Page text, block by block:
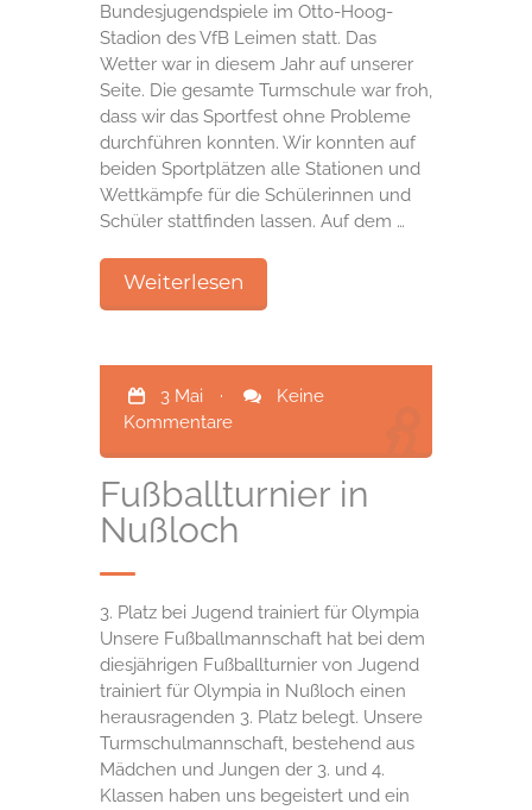
Bundesjugendspiele im Otto-Hoog-
Stadion des VfB Leimen statt. Das
Wetter war in diesem Jahr auf unserer
Seite. Die gesamte Turmschule war froh,
dass wir das Sportfest ohne Probleme
durchführen konnten. Wir konnten auf
beiden Sportplätzen alle Stationen und
Wettkämpfe für die Schülerinnen und
Schüler stattfinden lassen. Auf dem …
Weiterlesen
3 Mai ·
Keine
Kommentare
Fußballturnier in
Nußloch
3. Platz bei Jugend trainiert für Olympia
Unsere Fußballmannschaft hat bei dem
diesjährigen Fußballturnier von Jugend
trainiert für Olympia in Nußloch einen
herausragenden 3. Platz belegt. Unsere
Turmschulmannschaft, bestehend aus
Mädchen und Jungen der 3. und 4.
Klassen haben uns begeistert und ein